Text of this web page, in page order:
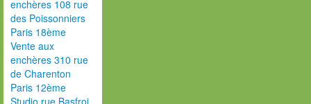
enchères 108 rue
des Poissonniers
Paris 18ème
Vente aux
enchères 310 rue
de Charenton
Paris 12ème
Studio rue Basfroi